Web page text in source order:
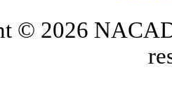
© 2026